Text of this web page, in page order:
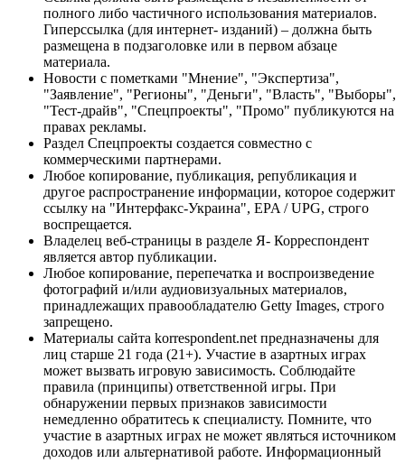
полного либо частичного использования материалов.
Гиперссылка (для интернет- изданий) – должна быть
размещена в подзаголовке или в первом абзаце
материала.
Новости с пометками "Мнение", "Экспертиза",
"Заявление", "Регионы", "Деньги", "Власть", "Выборы",
"Тест-драйв", "Спецпроекты", "Промо" публикуются на
правах рекламы.
Раздел Спецпроекты создается совместно с
коммерческими партнерами.
Любое копирование, публикация, републикация и
другое распространение информации, которое содержит
ссылку на "Интерфакс-Украина", EPA / UPG, строго
воспрещается.
Владелец веб-страницы в разделе Я- Корреспондент
является автор публикации.
Любое копирование, перепечатка и воспроизведение
фотографий и/или аудиовизуальных материалов,
принадлежащих правообладателю Getty Images, строго
запрещено.
Материалы сайта korrespondent.net предназначены для
лиц старше 21 года (21+). Участие в азартных играх
может вызвать игровую зависимость. Соблюдайте
правила (принципы) ответственной игры. При
обнаружении первых признаков зависимости
немедленно обратитесь к специалисту. Помните, что
участие в азартных играх не может являться источником
доходов или альтернативой работе. Информационный